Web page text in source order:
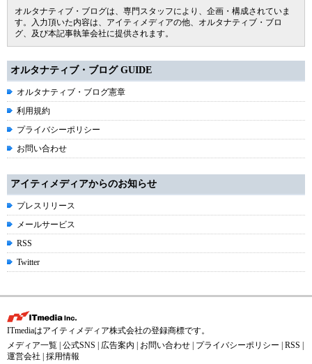
オルタナティブ・ブログは、専門スタッフにより、企画・構成されていま
す。入力頂いた内容は、アイティメディアの他、オルタナティブ・ブロ
グ、及び本記事執筆会社に提供されます。
オルタナティブ・ブログ GUIDE
オルタナティブ・ブログ憲章
利用規約
プライバシーポリシー
お問い合わせ
アイティメディアからのお知らせ
プレスリリース
メールサービス
RSS
Twitter
ITmediaはアイティメディア株式会社の登録商標です。
メディア一覧 公式SNS 広告案内 お問い合わせ プライバシーポリシー RSS
運営会社
採用情報